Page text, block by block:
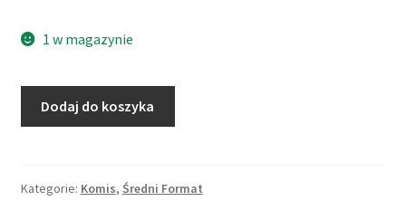
1 w magazynie
Meyer
Dodaj do koszyka
Kategorie: Komis, Średni Format